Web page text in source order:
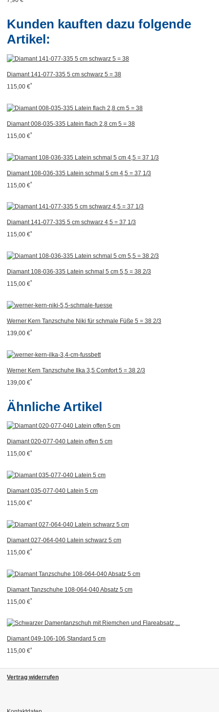
Kunden kauften dazu folgende
Artikel:
Diamant 141-077-335 5 cm schwarz 5 = 38
115,00 €*
Diamant 008-035-335 Latein flach 2,8 cm 5 = 38
115,00 €*
Diamant 108-036-335 Latein schmal 5 cm 4,5 = 37 1/3
115,00 €*
Diamant 141-077-335 5 cm schwarz 4,5 = 37 1/3
115,00 €*
Diamant 108-036-335 Latein schmal 5 cm 5,5 = 38 2/3
115,00 €*
Werner Kern Tanzschuhe Niki für schmale Füße 5 = 38 2/3
139,00 €*
Werner Kern Tanzschuhe Ilka 3,5 Comfort 5 = 38 2/3
139,00 €*
Ähnliche Artikel
Diamant 020-077-040 Latein offen 5 cm
115,00 €*
Diamant 035-077-040 Latein 5 cm
115,00 €*
Diamant 027-064-040 Latein schwarz 5 cm
115,00 €*
Diamant Tanzschuhe 108-064-040 Absatz 5 cm
115,00 €*
Diamant 049-106-106 Standard 5 cm
115,00 €*
Vertrag widerrufen